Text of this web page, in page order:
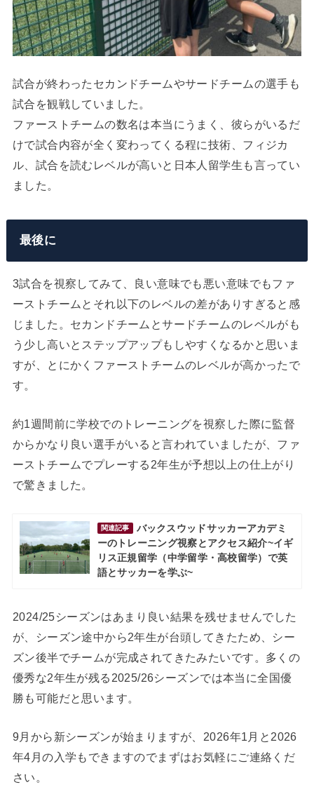
試合が終わったセカンドチームやサードチームの選手も
試合を観戦していました。
ファーストチームの数名は本当にうまく、彼らがいるだ
けで試合内容が全く変わってくる程に技術、フィジカ
ル、試合を読むレベルが高いと日本人留学生も言ってい
ました。
最後に
3試合を視察してみて、良い意味でも悪い意味でもファ
ーストチームとそれ以下のレベルの差がありすぎると感
じました。セカンドチームとサードチームのレベルがも
う少し高いとステップアップもしやすくなるかと思いま
すが、とにかくファーストチームのレベルが高かったで
す。
約1週間前に学校でのトレーニングを視察した際に監督
からかなり良い選手がいると言われていましたが、ファ
ーストチームでプレーする2年生が予想以上の仕上がり
で驚きました。
関連記事
バックスウッドサッカーアカデミ
ーのトレーニング視察とアクセス紹介~イギ
リス正規留学（中学留学・高校留学）で英
語とサッカーを学ぶ~
2024/25シーズンはあまり良い結果を残せませんでした
が、シーズン途中から2年生が台頭してきたため、シー
ズン後半でチームが完成されてきたみたいです。多くの
優秀な2年生が残る2025/26シーズンでは本当に全国優
勝も可能だと思います。
9月から新シーズンが始まりますが、2026年1月と2026
年4月の入学もできますのでまずはお気軽にご連絡くだ
さい。